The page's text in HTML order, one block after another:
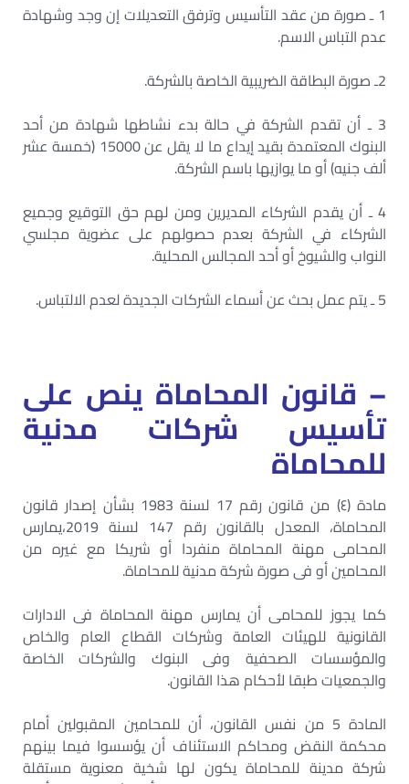
1 ـ صورة من عقد التأسيس وترفق التعديلات إن وجد وشهادة
عدم التباس الاسم.
2ـ صورة البطاقة الضريبية الخاصة بالشركة.
3 ـ أن تقدم الشركة في حالة بدء نشاطها شهادة من أحد
البنوك المعتمدة بقيد إيداع ما لا يقل عن 15000 (خمسة عشر
ألف جنيه) أو ما يوازيها باسم الشركة.
4 ـ أن يقدم الشركاء المديرين ومن لهم حق التوقيع وجميع
الشركاء في الشركة بعدم حصولهم على عضوية مجلسي
النواب والشيوخ أو أحد المجالس المحلية.
5 ـ يتم عمل بحث عن أسماء الشركات الجديدة لعدم الالتباس.
– قانون المحاماة ينص على
تأسيس شركات مدنية
للمحاماة
مادة (٤) من قانون رقم 17 لسنة 1983 بشأن إصدار قانون
المحاماة، المعدل بالقانون رقم 147 لسنة 2019،يمارس
المحامى مهنة المحاماة منفردا أو شريكا مع غيره من
المحامين أو فى صورة شركة مدنية للمحاماة.
كما يجوز للمحامى أن يمارس مهنة المحاماة فى الادارات
القانونية للهيئات العامة وشركات القطاع العام والخاص
والمؤسسات الصحفية وفى البنوك والشركات الخاصة
والجمعيات طبقا لأحكام هذا القانون.
المادة 5 من نفس القانون، أن للمحامين المقبولين أمام
محكمة النقض ومحاكم الاستئناف أن يؤسسوا فيما بينهم
شركة مدينة للمحاماة يكون لها شخية معنوية مستقلة